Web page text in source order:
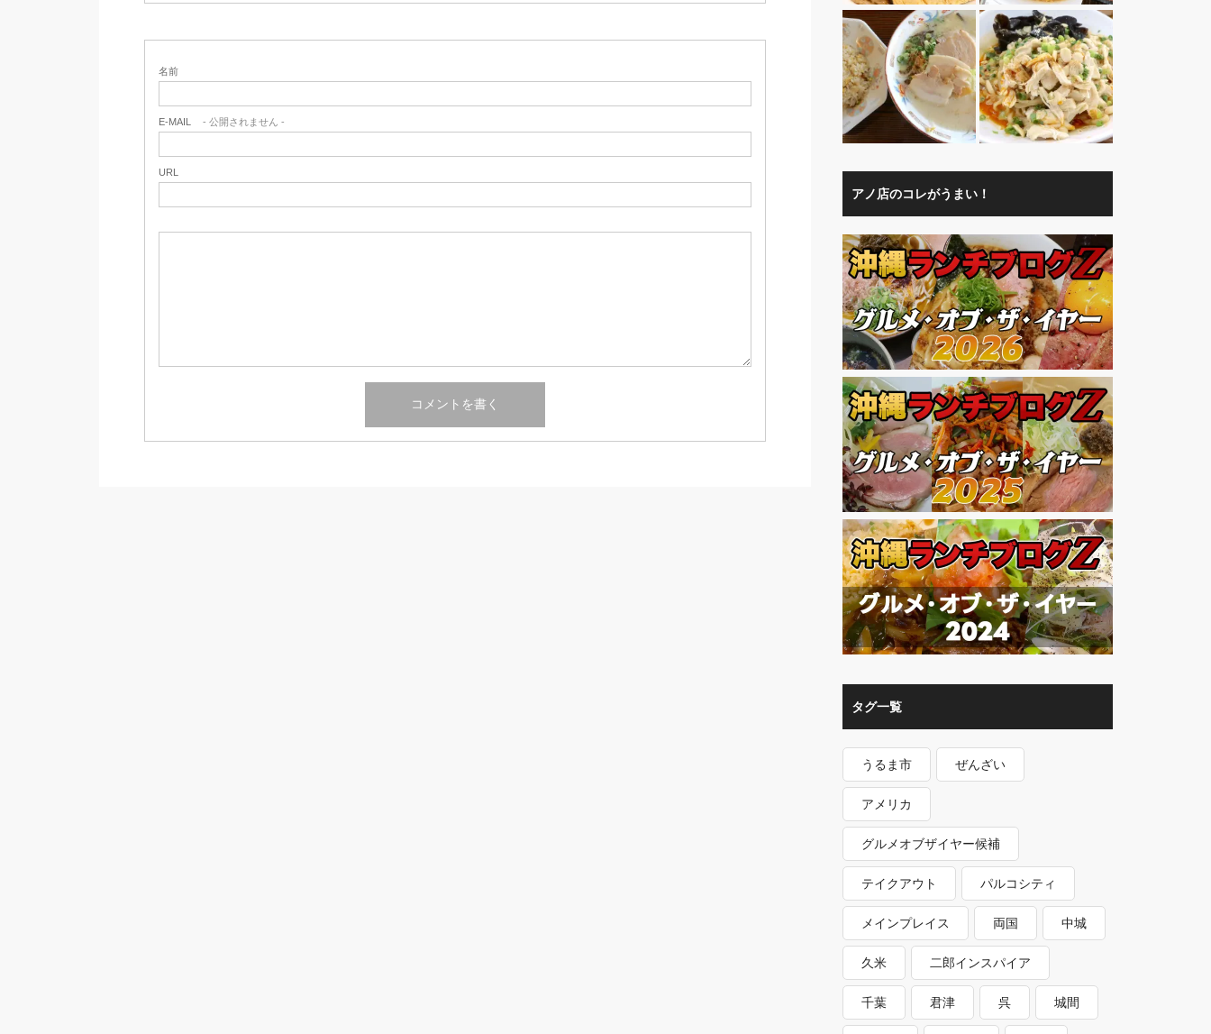
名前
E-MAIL - 公開されません -
URL
アノ店のコレがうまい！
タグ一覧
うるま市 ぜんざい
アメリカ
グルメオブザイヤー候補
テイクアウト パルコシティ
メインプレイス 両国 中城
久米 二郎インスパイア
千葉 君津 呉 城間